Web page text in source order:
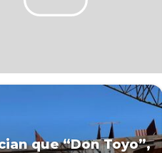
que “Don Toyo”,